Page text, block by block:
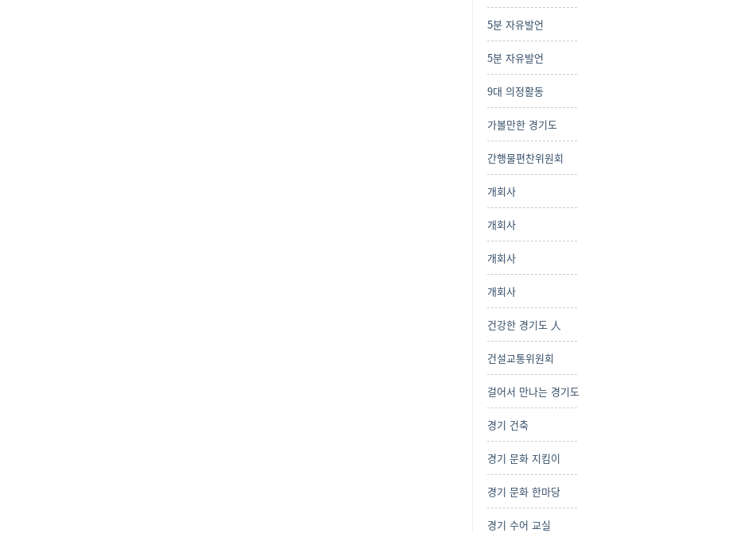
5분 자유발언
5분 자유발언
9대 의정활동
가볼만한 경기도
간행물편찬위원회
개회사
개회사
개회사
개회사
건강한 경기도 人
건설교통위원회
걸어서 만나는 경기도
경기 건축
경기 문화 지킴이
경기 문화 한마당
경기 수어 교실